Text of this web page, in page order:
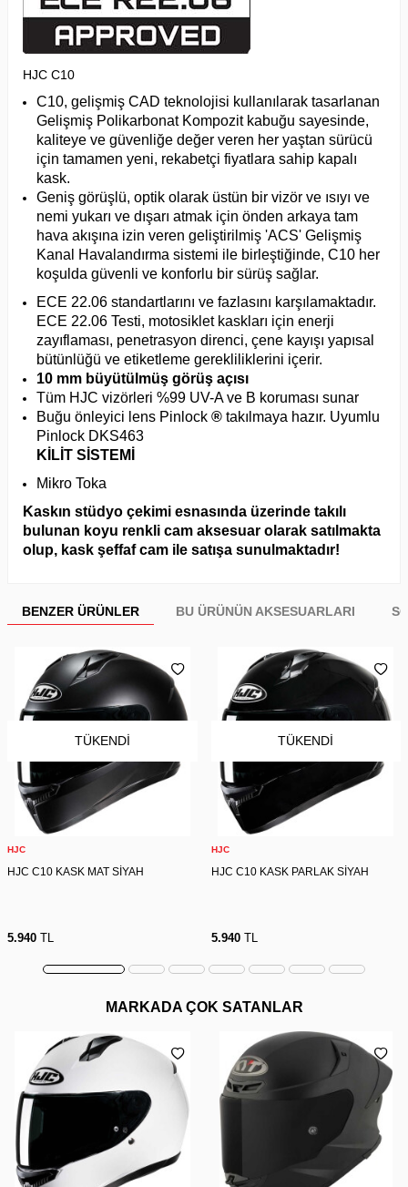
HJC C10
C10, gelişmiş CAD teknolojisi kullanılarak tasarlanan
Gelişmiş Polikarbonat Kompozit kabuğu sayesinde,
kaliteye ve güvenliğe değer veren her yaştan sürücü
için tamamen yeni, rekabetçi fiyatlara sahip kapalı
kask.
Geniş görüşlü, optik olarak üstün bir vizör ve ısıyı ve
nemi yukarı ve dışarı atmak için önden arkaya tam
hava akışına izin veren geliştirilmiş 'ACS' Gelişmiş
Kanal Havalandırma sistemi ile birleştiğinde, C10 her
koşulda güvenli ve konforlu bir sürüş sağlar.
ECE 22.06 standartlarını ve fazlasını karşılamaktadır.
ECE 22.06 Testi, motosiklet kaskları için enerji
zayıflaması, penetrasyon direnci, çene kayışı yapısal
bütünlüğü ve etiketleme gerekliliklerini içerir.
10 mm büyütülmüş görüş açısı
Tüm HJC vizörleri %99 UV-A ve B koruması sunar
Buğu önleyici lens Pinlock ® takılmaya hazır. Uyumlu
Pinlock DKS463
KİLİT SİSTEMİ
Mikro Toka
Kaskın stüdyo çekimi esnasında üzerinde takılı
bulunan koyu renkli cam aksesuar olarak satılmakta
olup, kask şeffaf cam ile satışa sunulmaktadır!
BENZER ÜRÜNLER BU ÜRÜNÜN AKSESUARLARI
TÜKENDI
HJC
HJC C10 KASK MAT SİYAH
5.940 TL
TÜKENDI
HJC
HJC C10 KASK PARLAK SİYAH
5.940TL
MARKADA ÇOK SATANLAR